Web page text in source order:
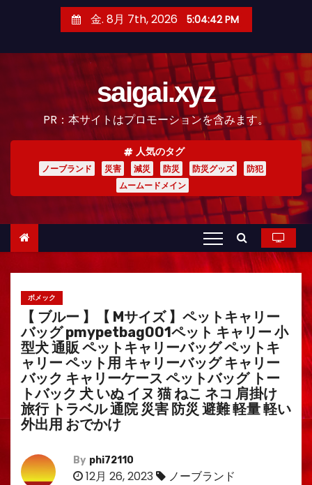
金. 8月 7th, 2026 5:04:44 PM
saigai.xyz
PR：本サイトはプロモーションを含みます。
人気のタグ
ノーブランド 災害 減災 防災 防災グッズ
防犯
ムームードメイン
ボメック
【 ブルー 】【 Mサイズ 】ペットキャリー
バッグ pmypetbag001ペット キャリー 小
型犬 通販 ペットキャリーバッグ ペットキ
ャリー ペット用 キャリーバッグ キャリー
バック キャリーケース ペットバッグ トー
トバック 犬 いぬ イヌ 猫 ねこ ネコ 肩掛け
旅行 トラベル 通院 災害 防災 避難 軽量 軽い
外出用 おでかけ
By phi72110
12月 26, 2023 ノーブランド